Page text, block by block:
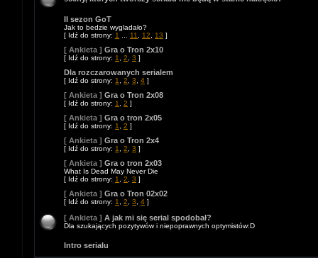
II sezon GoT
Jak to bedzie wygladało?
[ Idź do strony: 1 11 12 13 ]
[ Ankieta ] Gra o Tron 2x10
[ Idź do strony: 1 2 3 ]
Dla rozczarowanych serialem
[ Idź do strony: 1 2 3 4 ]
[ Ankieta ] Gra o Tron 2x08
[ Idź do strony: 1 2 ]
[ Ankieta ] Gra o tron 2x05
[ Idź do strony: 1 2 ]
[ Ankieta ] Gra o Tron 2x4
[ Idź do strony: 1 2 3 ]
[ Ankieta ] Gra o tron 2x03
What Is Dead May Never Die
[ Idź do strony: 1 2 3 ]
[ Ankieta ] Gra o Tron 02x02
[ Idź do strony: 1 2 3 4 ]
[ Ankieta ] A jak mi się serial spodobał?
Dla szukających pozytywów i niepoprawnych optymistów:D
Intro serialu